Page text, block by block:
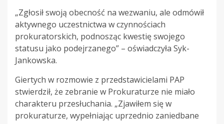
„Zgłosił swoją obecność na wezwaniu, ale odmówił
aktywnego uczestnictwa w czynnościach
prokuratorskich, podnosząc kwestię swojego
statusu jako podejrzanego” – oświadczyła Syk-
Jankowska.
Giertych w rozmowie z przedstawicielami PAP
stwierdził, że zebranie w Prokuraturze nie miało
charakteru przesłuchania. „Zjawiłem się w
prokuraturze, wypełniając uprzednio zaniedbane